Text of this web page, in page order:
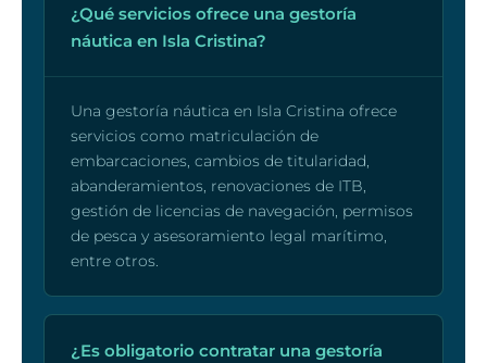
¿Qué servicios ofrece una gestoría
náutica en Isla Cristina?
Una gestoría náutica en Isla Cristina ofrece
servicios como matriculación de
embarcaciones, cambios de titularidad,
abanderamientos, renovaciones de ITB,
gestión de licencias de navegación, permisos
de pesca y asesoramiento legal marítimo,
entre otros.
¿Es obligatorio contratar una gestoría